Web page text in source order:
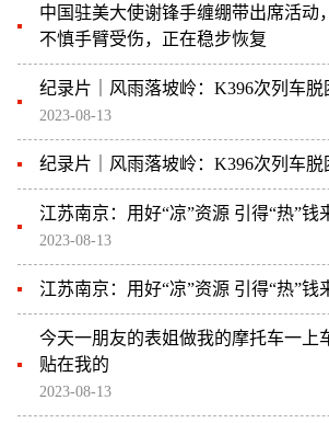
中国驻美大使谢锋手缠绷带出席活动
不慎手臂受伤，正在稳步恢复
纪录片｜风雨落坡岭：K396次列车脱
2023-08-13
纪录片｜风雨落坡岭：K396次列车脱
江苏南京：用好“凉”资源 引得“热”钱
2023-08-13
江苏南京：用好“凉”资源 引得“热”钱
今天一朋友的表姐做我的摩托车一上
贴在我的
2023-08-13